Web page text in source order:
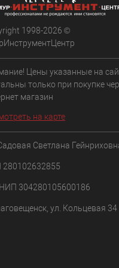
1998-2026 ©
Цены указанные на
только при покупке
магазин
на карте
Светлана
304280105600186
ул. Кольцевая 34